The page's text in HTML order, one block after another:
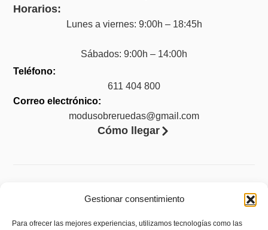
Gestionar consentimiento
Para ofrecer las mejores experiencias, utilizamos tecnologías como las
Horarios:
Lunes a viernes: 9:00h – 18:45h
Sábados: 9:00h – 14:00h
Teléfono:
611 404 800
Correo electrónico:
modusobreruedas@gmail.com
Cómo llegar